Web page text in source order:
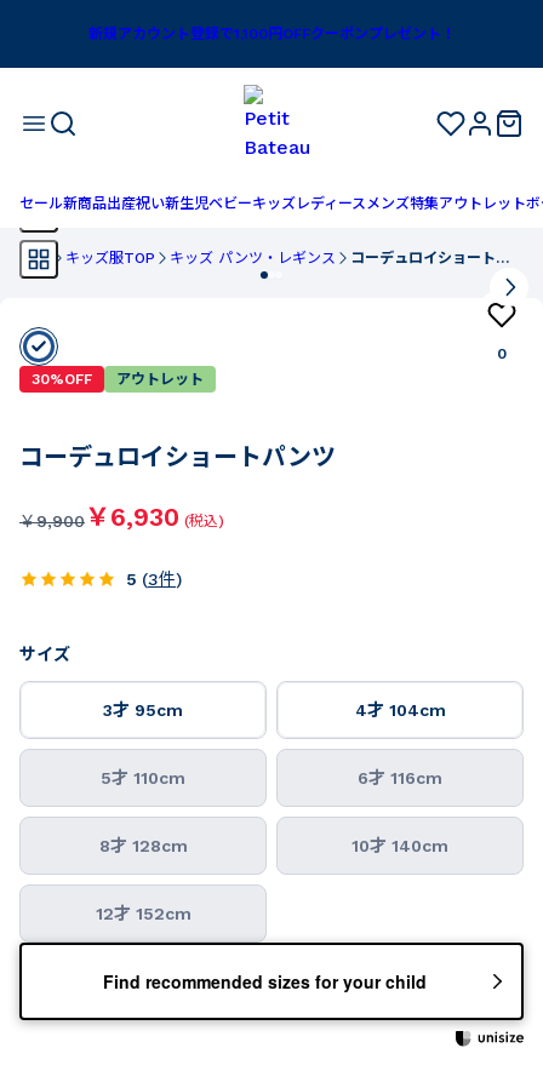
新規アカウント登録で1,100円OFFクーポンプレゼント！
セール新商品出産祝い新生児ベビーキッズ レディースメンズ特集アウトレットボ
TOP キッズ服TOP キッズ パンツ・レギンス コーデュロイショートパンツ
0
30%OFF
アウトレット
コーデュロイショートパンツ
￥9,900￥6,930 (税込)
5 (3件)
サイズ
3才 95cm 4才 104cm
5才 110cm 6才 116cm
8才 128cm 10才 140cm
12才 152cm
Find recommended sizes for your child